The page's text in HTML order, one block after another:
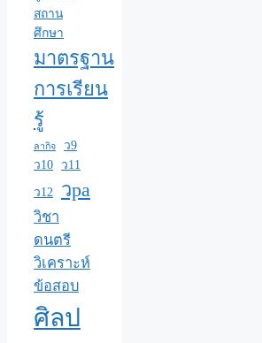
สถาน
ศึกษา
มาตรฐาน
การเรียน
รู้
ลากิจ
ว9
ว10 ว11
ว12 วpa
วิชา
ดนตรี
วิเคราะห์
ข้อสอบ
ศิลป